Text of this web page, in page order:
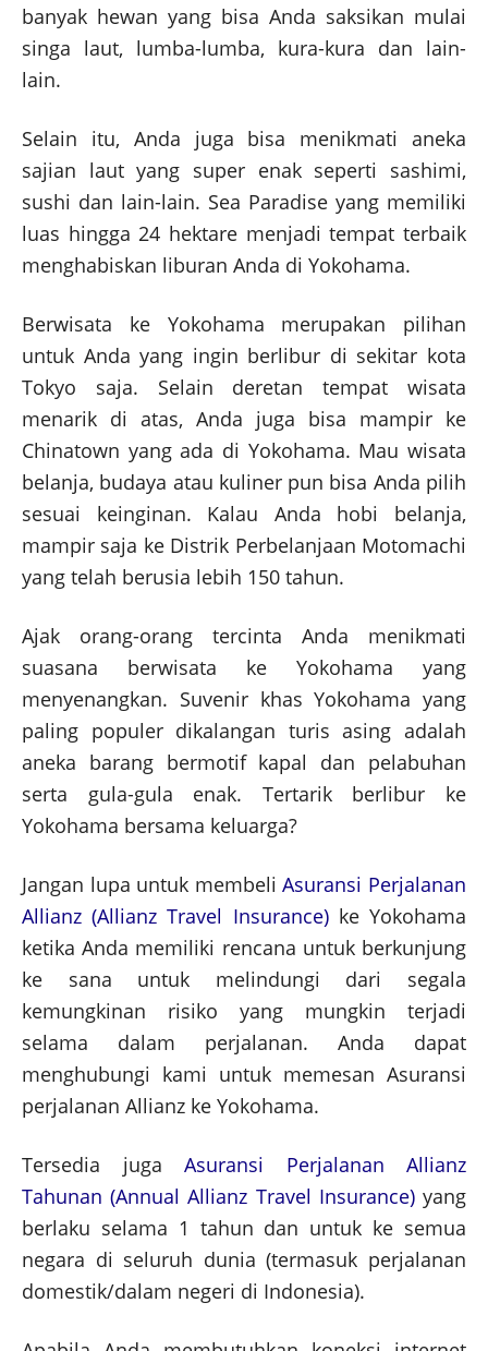
banyak hewan yang bisa Anda saksikan mulai
singa laut, lumba-lumba, kura-kura dan lain-
lain.
Selain itu, Anda juga bisa menikmati aneka
sajian laut yang super enak seperti sashimi,
sushi dan lain-lain. Sea Paradise yang memiliki
luas hingga 24 hektare menjadi tempat terbaik
menghabiskan liburan Anda di Yokohama.
Berwisata ke Yokohama merupakan pilihan
untuk Anda yang ingin berlibur di sekitar kota
Tokyo saja. Selain deretan tempat wisata
menarik di atas, Anda juga bisa mampir ke
Chinatown yang ada di Yokohama. Mau wisata
belanja, budaya atau kuliner pun bisa Anda pilih
sesuai keinginan. Kalau Anda hobi belanja,
mampir saja ke Distrik Perbelanjaan Motomachi
yang telah berusia lebih 150 tahun.
Ajak orang-orang tercinta Anda menikmati
suasana berwisata ke Yokohama yang
menyenangkan. Suvenir khas Yokohama yang
paling populer dikalangan turis asing adalah
aneka barang bermotif kapal dan pelabuhan
serta gula-gula enak. Tertarik berlibur ke
Yokohama bersama keluarga?
Jangan lupa untuk membeliAsuransi Perjalanan
Allianz (Allianz Travel Insurance)ke Yokohama
ketika Anda memiliki rencana untuk berkunjung
ke sana untuk melindungi dari segala
kemungkinan risiko yang mungkin terjadi
selama dalam perjalanan. Anda dapat
menghubungi kami untuk memesan Asuransi
perjalanan Allianz ke Yokohama.
Tersedia juga Asuransi Perjalanan Allianz
Tahunan (Annual Allianz Travel Insurance)yang
berlaku selama 1 tahun dan untuk ke semua
negara di seluruh dunia (termasuk perjalanan
domestik/dalam negeri di Indonesia).